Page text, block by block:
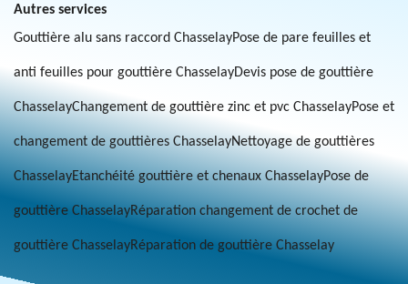
Autres services
Gouttière alu sans raccord ChasselayPose de pare feuilles et
anti feuilles pour gouttière ChasselayDevis pose de gouttière
ChasselayChangement de gouttière zinc et pvc ChasselayPose et
changement de gouttières ChasselayNettoyage de gouttières
ChasselayEtanchéité gouttière et chenaux ChasselayPose de
gouttière ChasselayRéparation changement de crochet de
gouttière ChasselayRéparation de gouttière Chasselay